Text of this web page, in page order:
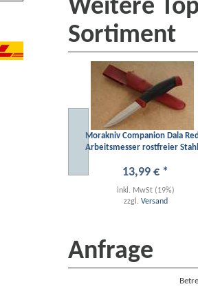
Weitere
Sortiment
Morakniv Companion Dala
Arbeitsmesser rostfreier Stahl
13,99 € *
inkl. MwSt (19%)
zzgl. Versand
Anfrage